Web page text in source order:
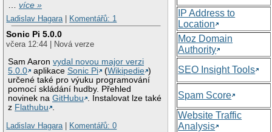
…více »
Ladislav Hagara
Komentářů: 1
Sonic Pi 5.0.0
včera 12:44 | Nová verze
Sam Aaronvydal novou major verzi
5.0.0
aplikaceSonic Pi (Wikipedie )
určené také pro výuku programování
pomocí skládání hudby. Přehled
novinek naGitHubu . Instalovat lze také
z Flathubu .
Ladislav Hagara
Komentářů: 0
IP Address to
Location
Moz Domain
Authority
SEO Insight Tools
Spam Score
Website Traffic
Analysis